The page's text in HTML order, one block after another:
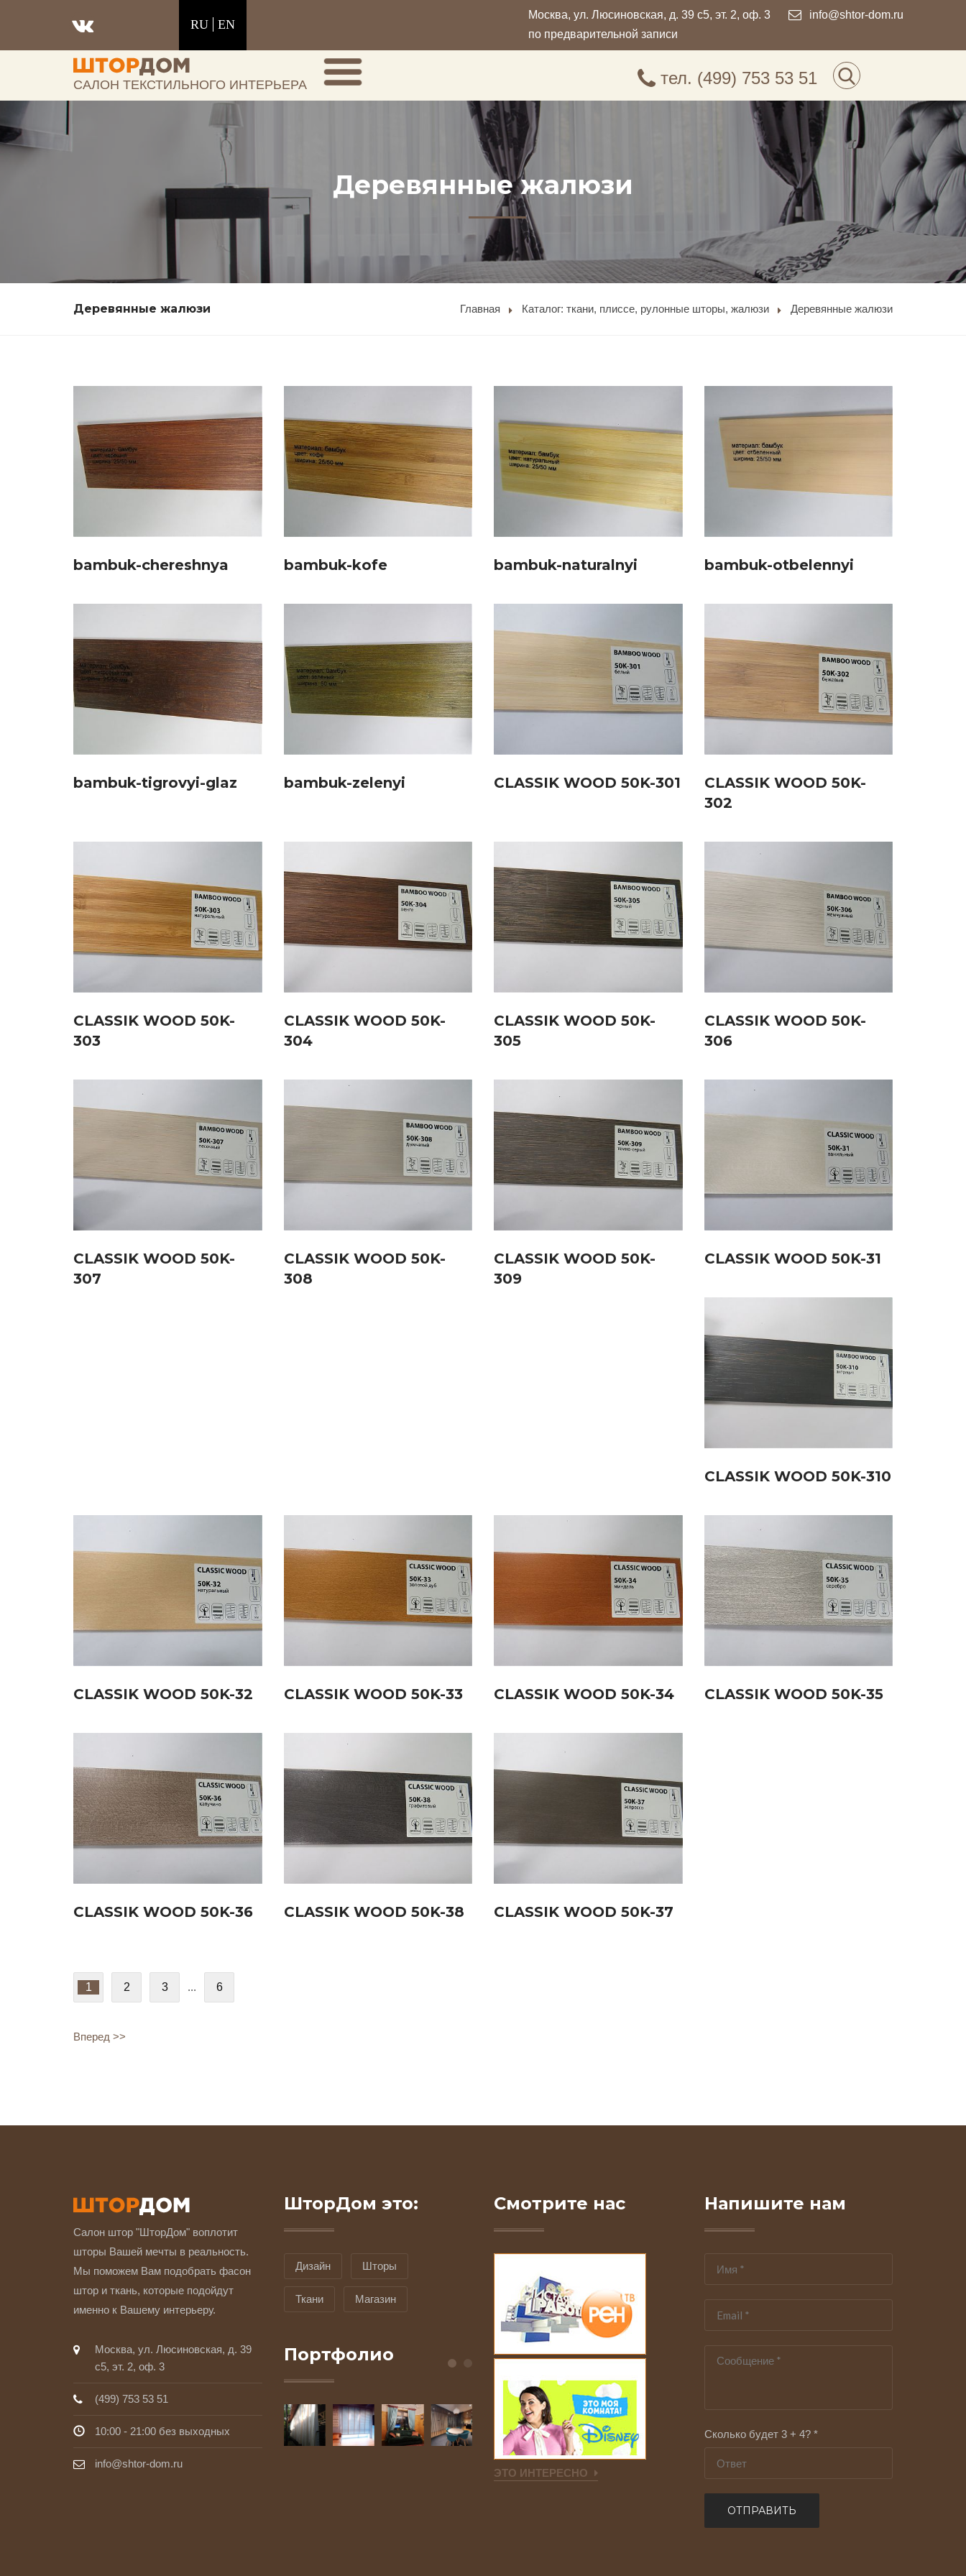
RU EN
info@shtor-dom.ru
Москва, ул. Люсиновская, д. 39 с5, эт. 2, оф. 3
по предварительной записи
САЛОН ТЕКСТИЛЬНОГО ИНТЕРЬЕРА тел. (499) 753 53 51
Деревянные жалюзи
Деревянные жалюзи Главная Каталог: ткани, плиссе, рулонные шторы, жалюзи Деревянные жалюзи
bambuk-chereshnya bambuk-kofe bambuk-naturalnyi bambuk-otbelennyi
bambuk-tigrovyi-glaz bambuk-zelenyi CLASSIK WOOD 50K-301
CLASSIK WOOD 50K-
302
CLASSIK WOOD 50K-
303
CLASSIK WOOD 50K-
304
CLASSIK WOOD 50K-
305
CLASSIK WOOD 50K-
306
CLASSIK WOOD 50K-
307
CLASSIK WOOD 50K-
308
CLASSIK WOOD 50K-
309
CLASSIK WOOD 50K-31
CLASSIK WOOD 50K-310
CLASSIK WOOD 50K-32 CLASSIK WOOD 50K-33 CLASSIK WOOD 50K-34 CLASSIK WOOD 50K-35
CLASSIK WOOD 50K-36 CLASSIK WOOD 50K-38 CLASSIK WOOD 50K-37
1 2 3 ... 6
Вперед >>
Салон штор "ШторДом" воплотит
шторы Вашей мечты в реальность.
Мы поможем Вам подобрать фасон
штор и ткань, которые подойдут
именно к Вашему интерьеру.
Москва, ул. Люсиновская, д. 39
с5, эт. 2, оф. 3
(499) 753 53 51
10:00 - 21:00 без выходных
info@shtor-dom.ru
ШторДом это:
Дизайн Шторы
Ткани Магазин
Портфолио
Смотрите нас
ЭТО ИНТЕРЕСНО
Напишите нам
Сколько будет 3 + 4? *